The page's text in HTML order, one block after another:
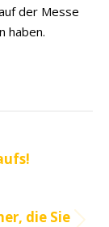
der Messe
haben.
die Sie